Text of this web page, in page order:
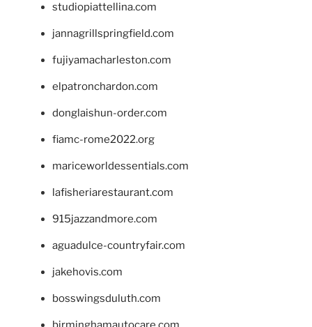
studiopiattellina.com
jannagrillspringfield.com
fujiyamacharleston.com
elpatronchardon.com
donglaishun-order.com
fiamc-rome2022.org
mariceworldessentials.com
lafisheriarestaurant.com
915jazzandmore.com
aguadulce-countryfair.com
jakehovis.com
bosswingsduluth.com